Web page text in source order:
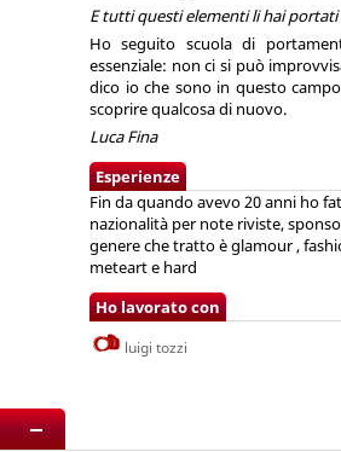
E tutti questi elementi li hai
Ho seguito scuola di
essenziale: non ci si può
dico io che sono in questo
scoprire qualcosa di nuovo.
Luca Fina
Esperienze
Fin da quando avevo 20 anni ho
nazionalità per note riviste,
genere che tratto è glamour ,
meteart e hard
Ho lavorato con
luigi tozzi